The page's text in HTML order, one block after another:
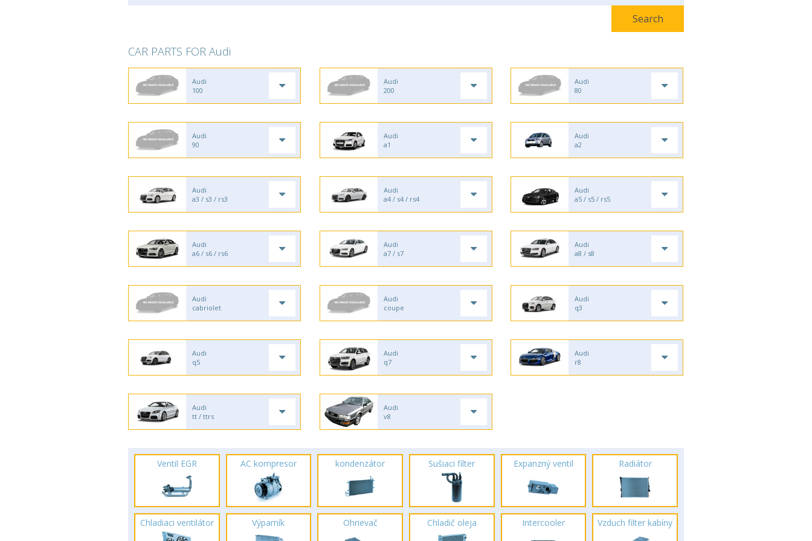
CAR PARTS FOR Audi
Audi
100
Audi
200
Audi
80
Audi
90
Audi
a1
Audi
a2
Audi
a3 / s3 / rs3
Audi
a4 / s4 / rs4
Audi
a5 / s5 / rs5
Audi
a6 / s6 / rs6
Audi
a7 / s7
Audi
a8 / s8
Audi
cabriolet
Audi
coupe
Audi
q3
Audi
q5
Audi
q7
Audi
r8
Audi
tt / ttrs
Audi
v8
Ventil EGR AC kompresor kondenzátor Sušiaci filter Expanzný ventil Radiátor
Chladiaci ventilátor Výparník Ohrievač Chladič oleja Intercooler Vzduch filter kabíny